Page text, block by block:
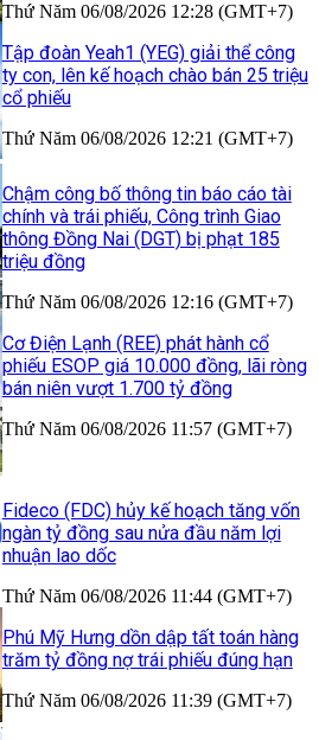
Thứ Năm 06/08/2026 12:28 (GMT+7)
Tập đoàn Yeah1 (YEG) giải thể công
ty con, lên kế hoạch chào bán 25 triệu
cổ phiếu
Thứ Năm 06/08/2026 12:21 (GMT+7)
Chậm công bố thông tin báo cáo tài
chính và trái phiếu, Công trình Giao
thông Đồng Nai (DGT) bị phạt 185
triệu đồng
Thứ Năm 06/08/2026 12:16 (GMT+7)
Cơ Điện Lạnh (REE) phát hành cổ
phiếu ESOP giá 10.000 đồng, lãi ròng
bán niên vượt 1.700 tỷ đồng
Thứ Năm 06/08/2026 11:57 (GMT+7)
Fideco (FDC) hủy kế hoạch tăng vốn
ngàn tỷ đồng sau nửa đầu năm lợi
nhuận lao dốc
Thứ Năm 06/08/2026 11:44 (GMT+7)
Phú Mỹ Hưng dồn dập tất toán hàng
trăm tỷ đồng nợ trái phiếu đúng hạn
Thứ Năm 06/08/2026 11:39 (GMT+7)